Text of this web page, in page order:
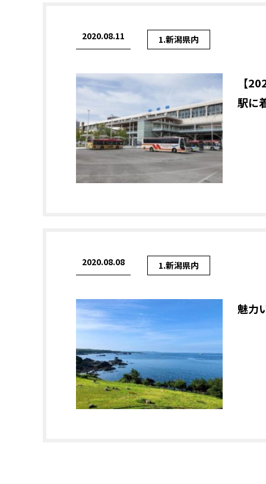
2020.08.11 1.新潟県内
【
駅に
2020.08.08 1.新潟県内
魅力